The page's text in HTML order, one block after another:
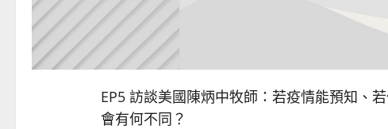
EP5 訪談美國陳炳中牧師：若疫情能預知、
會有何不同？